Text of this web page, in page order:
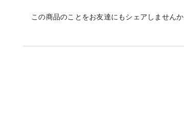
この商品のことをお友達にもシェアしませんか